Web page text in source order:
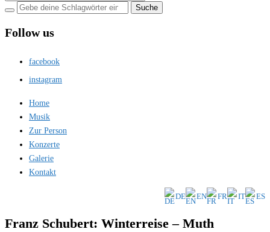
Follow us
facebook
instagram
Home
Musik
Zur Person
Konzerte
Galerie
Kontakt
DE EN FR IT ES
Franz Schubert: Winterreise – Muth